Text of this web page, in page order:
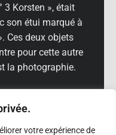
votre expérience de
3 Korsten », était
son étui marqué à
Ces deux objets
pour cette autre
la photographie.
l’artiste, et les